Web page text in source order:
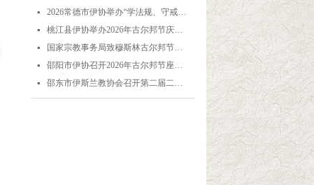
넷 2026常德市伊协举办“学法规、守戒律、重修为、树形象”专题阿訇培训班 暨阿訇演讲交流赛
넷 桃江县伊协举办2026年古尔邦节庆祝活动
넷 国家宗教事务局致穆斯林古尔邦节贺信
넷 邵阳市伊协召开2026年古尔邦节座谈会
넷 邵东市伊斯兰教协会召开第二届二次理事会